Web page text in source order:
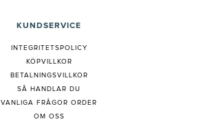
KUNDSERVICE
INTEGRITETSPOLICY
KÖPVILLKOR
BETALNINGSVILLKOR
SÅ HANDLAR DU
VANLIGA FRÅGOR ORDER
OM OSS